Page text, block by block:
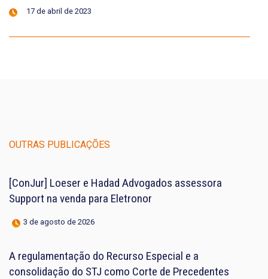
17 de abril de 2023
OUTRAS PUBLICAÇÕES
[ConJur] Loeser e Hadad Advogados assessora
Support na venda para Eletronor
3 de agosto de 2026
A regulamentação do Recurso Especial e a
consolidação do STJ como Corte de Precedentes